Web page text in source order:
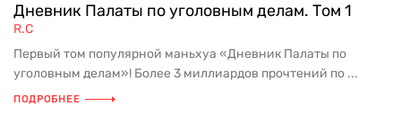
Дневник Палаты по уголовным делам. Том 1
R.C
Первый том популярной маньхуа «Дневник Палаты по
уголовным делам»! Более 3 миллиардов прочтений по ...
ПОДРОБНЕЕ